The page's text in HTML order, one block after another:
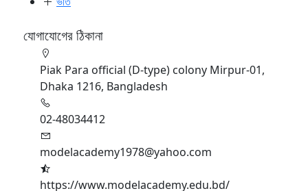
যোগাযোগের ঠিকানা
Piak Para official (D-type) colony Mirpur-01,
Dhaka 1216, Bangladesh
02-48034412
modelacademy1978@yahoo.com
https://www.modelacademy.edu.bd/